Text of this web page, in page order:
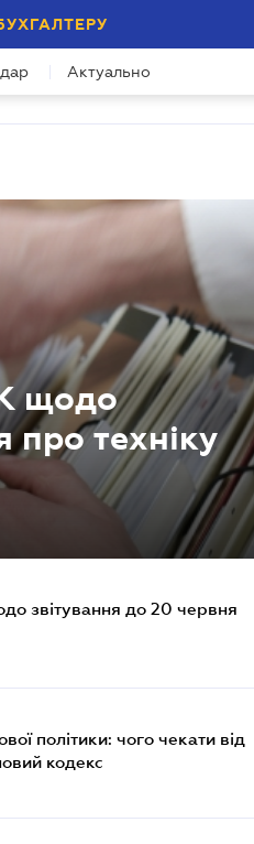
Актуально
щодо
про техніку
звітування до 20 червня
політики: чого чекати від
кодекс